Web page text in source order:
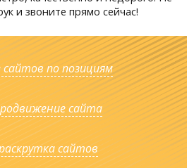
и звоните прямо сейчас!
по позициям
сайта
сайтов